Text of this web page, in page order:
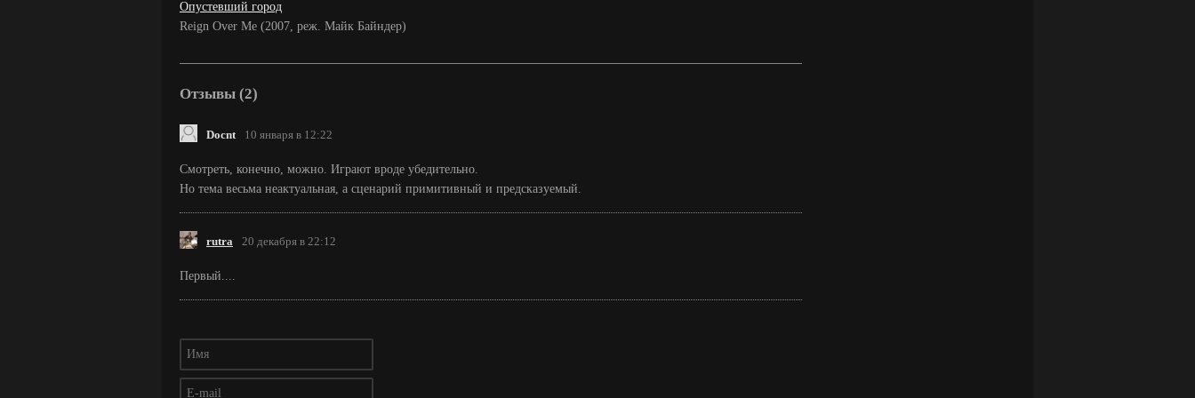
Опустевший город
Reign Over Me (2007, реж. Майк Байндер)
Отзывы (2)
Docnt 10 января в 12:22
Смотреть, конечно, можно. Играют вроде убедительно.
Но тема весьма неактуальная, а сценарий примитивный и предсказуемый.
rutra 20 декабря в 22:12
Первый....